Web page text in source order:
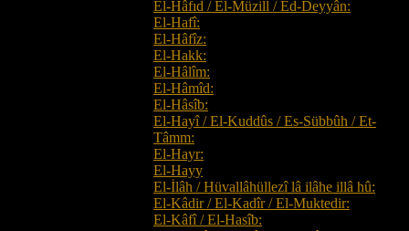
El-Hâfıd / El-Müzill / Ed-Deyyân:
El-Hafî:
El-Hâfîz:
El-Hakk:
El-Hâlîm:
El-Hâmîd:
El-Hâsîb:
El-Hayî / El-Kuddûs / Es-Sübbûh / Et-
Tâmm:
El-Hayr:
El-Hayy
El-İlâh / Hüvallâhüllezî lâ ilâhe illâ hû:
El-Kâdir / El-Kadîr / El-Muktedir:
El-Kâfî / El-Hasîb: